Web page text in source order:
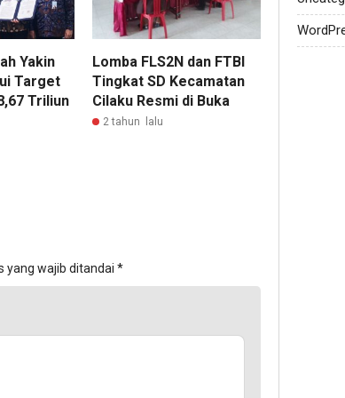
Yakin
Target
Triliun
Lomba FLS2N dan FTBI
Tingkat SD Kecamatan
Cilaku Resmi di Buka
2 tahun lalu
yang wajib ditandai *